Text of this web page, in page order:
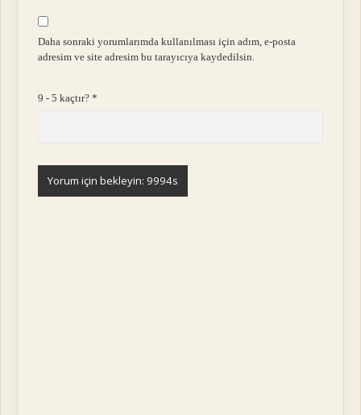
Daha sonraki yorumlarımda kullanılması için adım, e-posta
adresim ve site adresim bu tarayıcıya kaydedilsin.
9 - 5 kaçtır?*